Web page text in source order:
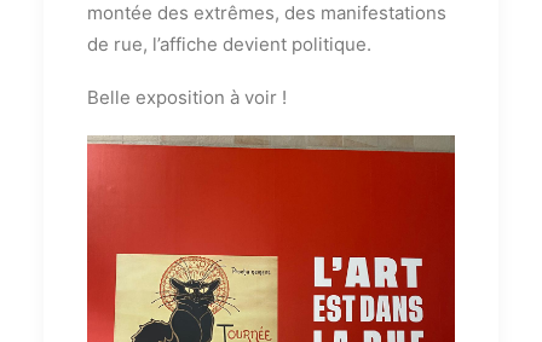
montée des extrêmes, des manifestations
de rue, l’affiche devient politique.
Belle exposition à voir !